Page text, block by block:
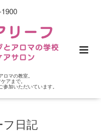
マの教室。
アまで。
加いただいています。
日記